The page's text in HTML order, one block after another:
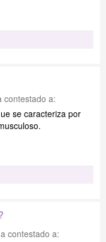
contestado a:
se caracteriza por
contestado a: